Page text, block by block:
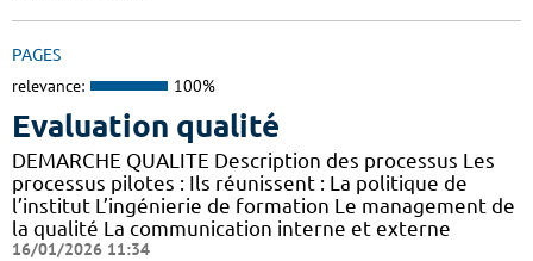
PAGES
relevance: 100%
Evaluation qualité
DEMARCHE QUALITE Description des processus Les
processus pilotes : Ils réunissent : La politique de
l’institut L’ingénierie de formation Le management de
la qualité La communication interne et externe
16/01/2026 11:34